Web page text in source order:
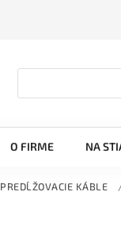
O FIRME NA
PREDĹŽOVACIE KÁBLE